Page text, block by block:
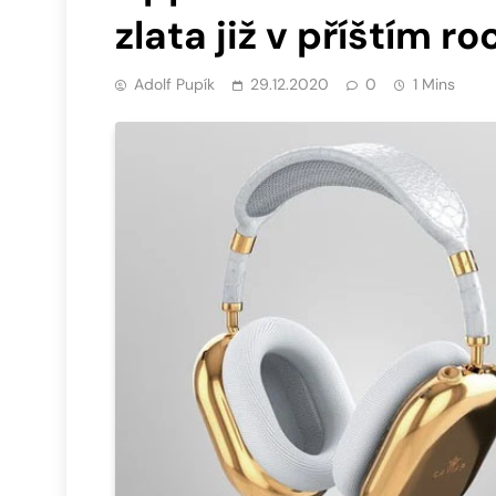
zlata již v příštím
Adolf Pupík 29.12.2020 0 1 Mins